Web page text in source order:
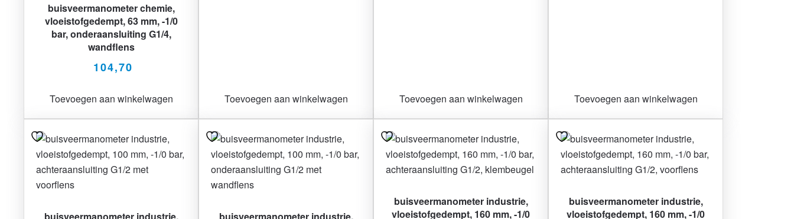
buisveermanometer chemie,
vloeistofgedempt, 63 mm, -1/0
bar, onderaansluiting G1/4,
wandflens
104,70
Toevoegen aan winkelwagen Toevoegen aan winkelwagen Toevoegen aan winkelwagen Toevoegen aan winkelwagen
buisveermanometer industrie, buisveermanometer industrie,
buisveermanometer industrie,
vloeistofgedempt, 160 mm, -1/0
buisveermanometer industrie,
vloeistofgedempt, 160 mm, -1/0